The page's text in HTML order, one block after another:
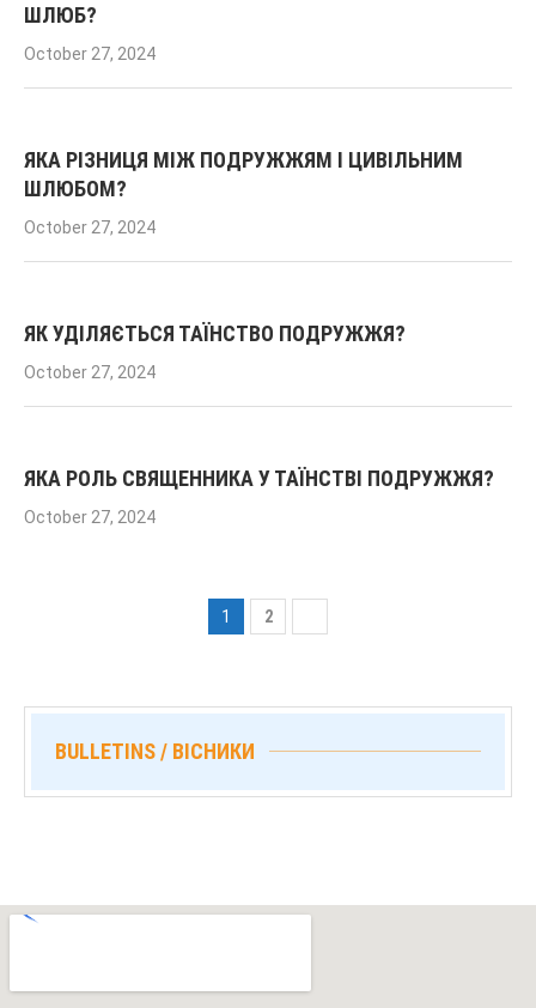
ШЛЮБ?
October 27, 2024
ЯКА РІЗНИЦЯ МІЖ ПОДРУЖЖЯМ І ЦИВІЛЬНИМ
ШЛЮБОМ?
October 27, 2024
ЯК УДІЛЯЄТЬСЯ ТАЇНСТВО ПОДРУЖЖЯ?
October 27, 2024
ЯКА РОЛЬ СВЯЩЕННИКА У ТАЇНСТВІ ПОДРУЖЖЯ?
October 27, 2024
1 2
BULLETINS / ВІСНИКИ